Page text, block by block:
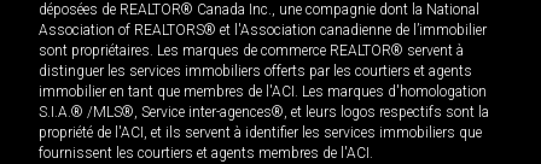
déposées de REALTOR® Canada Inc., une compagnie dont la National
Association of REALTORS® et l'Association canadienne de l’immobilier
sont propriétaires. Les marques de commerce REALTOR® servent à
distinguer les services immobiliers offerts par les courtiers et agents
immobilier en tant que membres de l'ACI. Les marques d'homologation
S.I.A.® /MLS®, Service inter-agences®, et leurs logos respectifs sont la
propriété de l'ACI, et ils servent à identifier les services immobiliers que
fournissent les courtiers et agents membres de l'ACI.